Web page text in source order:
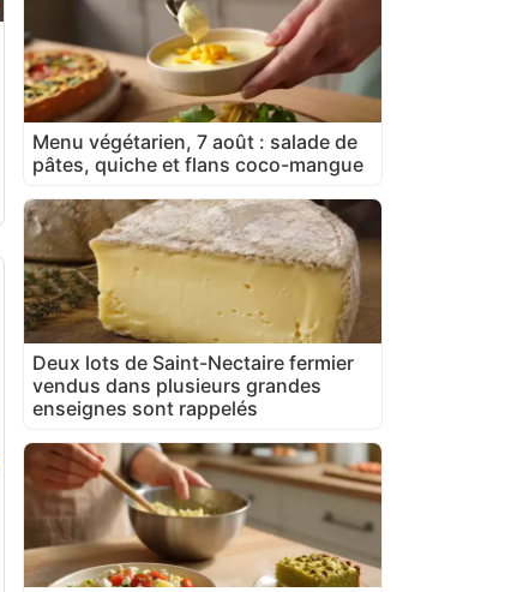
Menu végétarien, 7 août : salade de
pâtes, quiche et flans coco-mangue
Deux lots de Saint-Nectaire fermier
vendus dans plusieurs grandes
enseignes sont rappelés